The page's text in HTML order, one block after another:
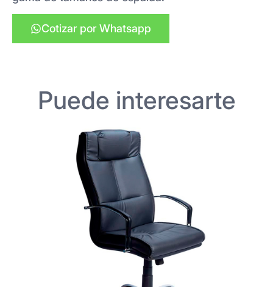
Cotizar por Whatsapp
Puede interesarte